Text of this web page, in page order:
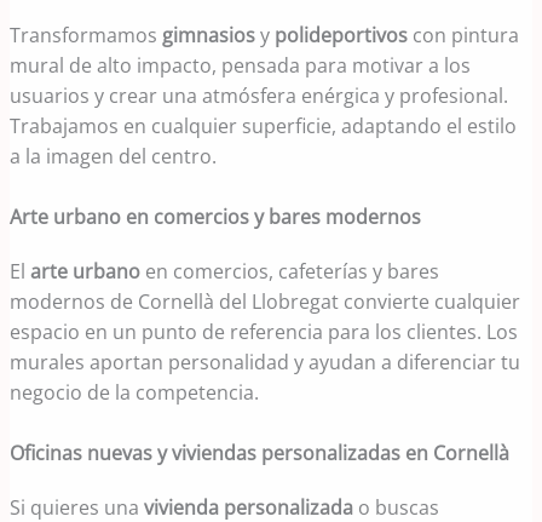
Transformamos gimnasiosy polideportivos con pintura
mural de alto impacto, pensada para motivar a los
usuarios y crear una atmósfera enérgica y profesional.
Trabajamos en cualquier superficie, adaptando el estilo
a la imagen del centro.
Arte urbano en comercios y bares modernos
Elarte urbano en comercios, cafeterías y bares
modernos de Cornellà del Llobregat convierte cualquier
espacio en un punto de referencia para los clientes. Los
murales aportan personalidad y ayudan a diferenciar tu
negocio de la competencia.
Oficinas nuevas y viviendas personalizadas en Cornellà
Si quieres unavivienda personalizada o buscas